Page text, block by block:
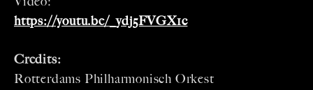
https://youtu.be/_ydj5FVGX1c
Credits:
Rotterdams Philharmonisch Orkest